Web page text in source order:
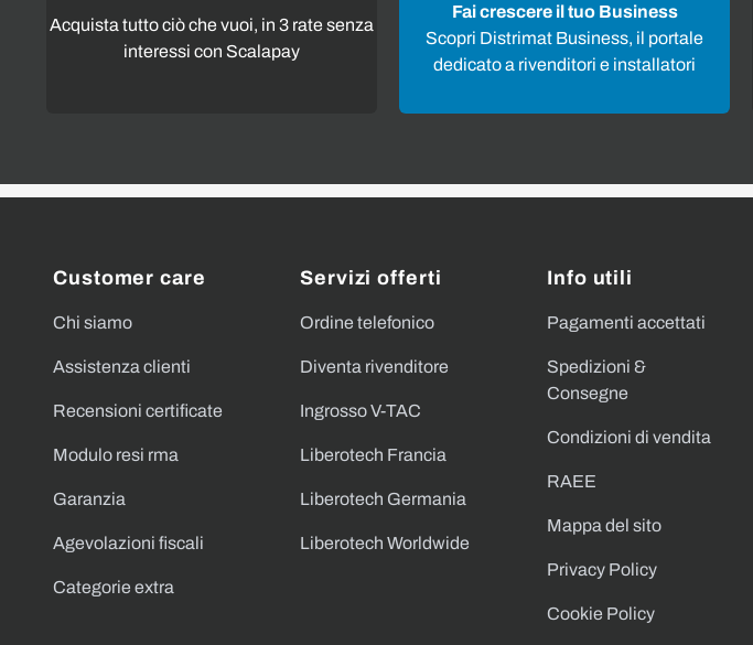
Acquista tutto ciò che vuoi, in 3 rate senza
interessi con Scalapay
Fai crescere il tuo Business
Scopri Distrimat Business, il portale
dedicato a rivenditori e installatori
Customer care
Chi siamo
Assistenza clienti
Recensioni certificate
Modulo resi rma
Garanzia
Agevolazioni fiscali
Categorie extra
Servizi offerti
Ordine telefonico
Diventa rivenditore
Ingrosso V-TAC
Liberotech Francia
Liberotech Germania
Liberotech Worldwide
Info utili
Pagamenti accettati
Spedizioni &
Consegne
Condizioni di vendita
RAEE
Mappa del sito
Privacy Policy
Cookie Policy